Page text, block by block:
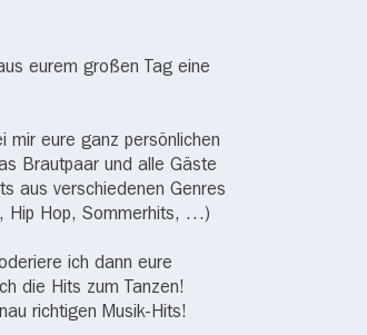
eurem großen Tag eine
mir eure ganz persönlichen
Brautpaar und alle Gäste
aus verschiedenen Genres
Hip Hop, Sommerhits, …)
ich dann eure
die Hits zum Tanzen!
richtigen Musik-Hits!